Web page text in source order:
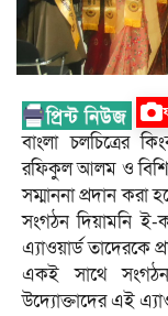
বাংলা চলচিত্রের
রফিকুল আলম ও
সম্মাননা প্রদান করা
সংগঠন দিয়ামনি ই-
এ্যাওয়ার্ড তাদেরকে
একই সাথে
উদ্যোক্তাদের এই